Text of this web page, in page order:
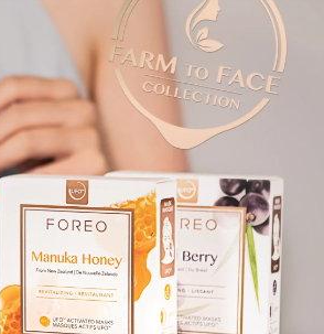
Войти
Профиль пользователя
Мои приборы
Мои заказы
Мои адреса
Мои подписки
Tech Elixir
Set
Deutsch
Español
Italiano
Português
Svenska
Русский
简体中文 繁體中文